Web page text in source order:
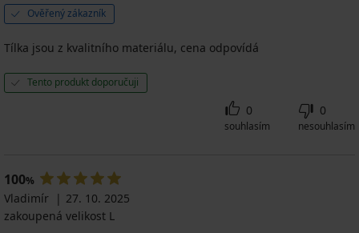
3PACK
Boxerky
MEN-
A
599
Kč
Ověřený zákazník
Tílka jsou z kvalitního materiálu, cena odpovídá
Tento produkt doporučuji
0
souhlasím
0
nesouhlasím
100%
Vladimír
27. 10. 2025
zakoupená velikost L